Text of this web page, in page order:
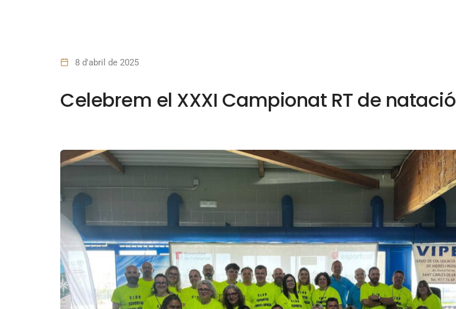
8 d'abril de 2025
Celebrem el XXXI Campionat RT de natació